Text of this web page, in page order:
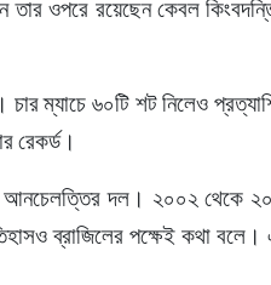
তার ওপরে রয়েছেন কেবল
ম্যাচে ৬০টি শট নিলেও
রেকর্ড।
আনচেলত্তির দল। ২০০২ থেকে
ব্রাজিলের পক্ষেই কথা বলে।